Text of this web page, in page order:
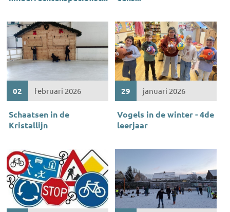
02 februari 2026
Schaatsen in de
Kristallijn
29 januari 2026
Vogels in de winter - 4de
leerjaar